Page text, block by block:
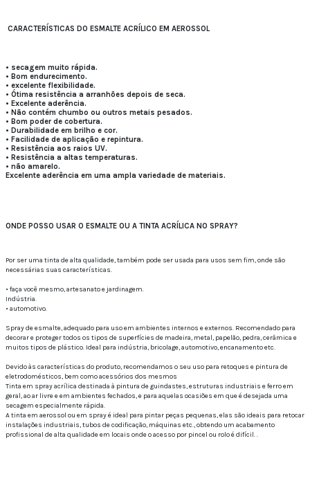
CARACTERÍSTICAS DO ESMALTE ACRÍLICO EM AEROSSOL
• secagem muito rápida.
• Bom endurecimento.
• excelente flexibilidade.
• Ótima resistência a arranhões depois de seca.
• Excelente aderência.
• Não contém chumbo ou outros metais pesados.
• Bom poder de cobertura.
• Durabilidade em brilho e cor.
• Facilidade de aplicação e repintura.
• Resistência aos raios UV.
• Resistência a altas temperaturas.
• não amarelo.
Excelente aderência em uma ampla variedade de materiais.
ONDE POSSO USAR O ESMALTE OU A TINTA ACRÍLICA NO SPRAY?
Por ser uma tinta de alta qualidade, também pode ser usada para usos sem fim, onde são
necessárias suas características.
• faça você mesmo, artesanato e jardinagem.
Indústria.
• automotivo.
Spray de esmalte, adequado para uso em ambientes internos e externos. Recomendado para
decorar e proteger todos os tipos de superfícies de madeira, metal, papelão, pedra, cerâmica e
muitos tipos de plástico. Ideal para indústria, bricolage, automotivo, encanamento etc.
Devido às características do produto, recomendamos o seu uso para retoques e pintura de
eletrodomésticos, bem como acessórios dos mesmos
Tinta em spray acrílica destinada à pintura de guindastes, estruturas industriais e ferro em
geral, ao ar livre e em ambientes fechados, e para aquelas ocasiões em que é desejada uma
secagem especialmente rápida.
A tinta em aerossol ou em spray é ideal para pintar peças pequenas, elas são ideais para retocar
instalações industriais, tubos de codificação, máquinas etc., obtendo um acabamento
profissional de alta qualidade em locais onde o acesso por pincel ou rolo é difícil. .